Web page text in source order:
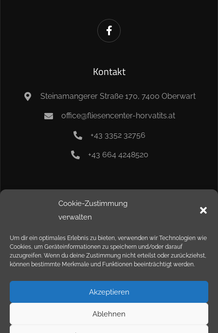
Cookie-Zustimmung
verwalten
Um dir ein optimales Erlebnis zu bieten, verwenden wir Technologien wie
Cookies, um Geräteinformationen zu speichern und/oder darauf
zuzugreifen. Wenn du deine Zustimmung nicht erteilst oder zurückziehst,
können bestimmte Merkmale und Funktionen beeinträchtigt werden.
Akzeptieren
Ablehnen
Kontakt
Steinamangerer Straße 170, 7400 Oberwart
office@fliesencenter-horvatits.at
+43 3352 32756
+43 664 4248520
Info
Impressum